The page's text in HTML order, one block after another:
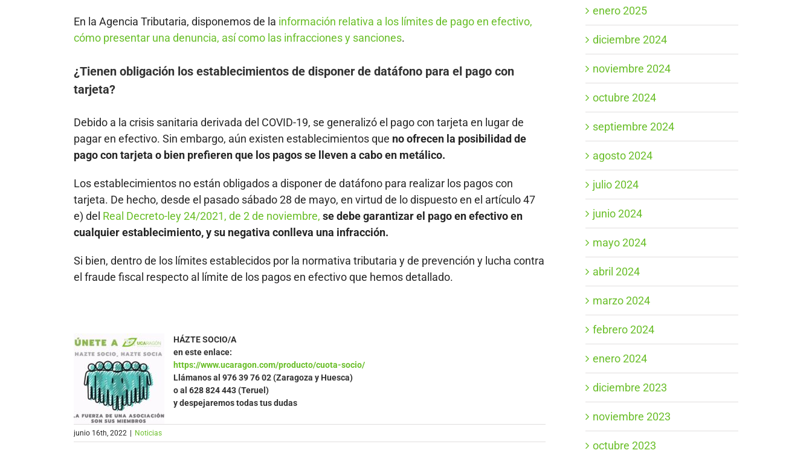
En la Agencia Tributaria, disponemos de la información relativa a los límites de pago en efectivo,
cómo presentar una denuncia, así como las infracciones y sanciones.
¿Tienen obligación los establecimientos de disponer de datáfono para el pago con
tarjeta?
Debido a la crisis sanitaria derivada del COVID-19, se generalizó el pago con tarjeta en lugar de
pagar en efectivo. Sin embargo, aún existen establecimientos que no ofrecen la posibilidad de
pago con tarjeta o bien prefieren que los pagos se lleven a cabo en metálico.
Los establecimientos no están obligados a disponer de datáfono para realizar los pagos con
tarjeta. De hecho, desde el pasado sábado 28 de mayo, en virtud de lo dispuesto en el artículo 47
e) del Real Decreto-ley 24/2021, de 2 de noviembre, se debe garantizar el pago en efectivo en
cualquier establecimiento, y su negativa conlleva una infracción.
Si bien, dentro de los límites establecidos por la normativa tributaria y de prevención y lucha contra
el fraude fiscal respecto al límite de los pagos en efectivo que hemos detallado.
HÁZTE SOCIO/A
en este enlace:
https://www.ucaragon.com/producto/cuota-socio/
Llámanos al 976 39 76 02 (Zaragoza y Huesca)
o al 628 824 443 (Teruel)
y despejaremos todas tus dudas
junio 16th, 2022 | Noticias
enero 2025
diciembre 2024
noviembre 2024
octubre 2024
septiembre 2024
agosto 2024
julio 2024
junio 2024
mayo 2024
abril 2024
marzo 2024
febrero 2024
enero 2024
diciembre 2023
noviembre 2023
octubre 2023